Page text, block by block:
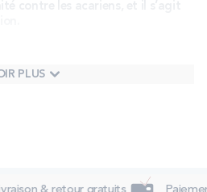
PLUS